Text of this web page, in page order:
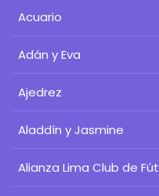
Acuario
Adán y Eva
Ajedrez
Aladdín y Jasmine
Alianza Lima Club de